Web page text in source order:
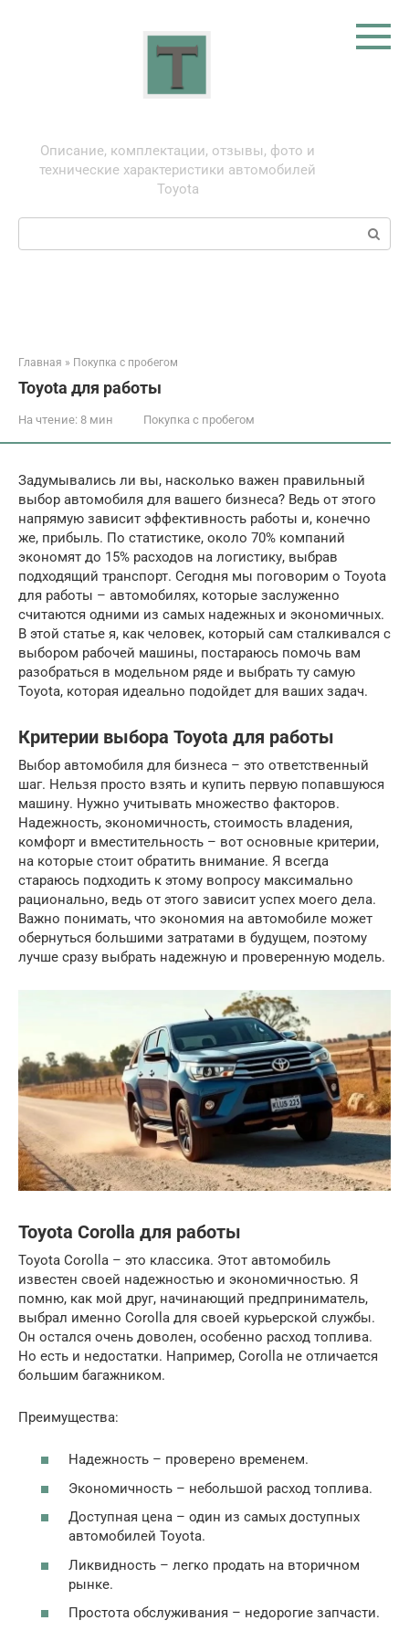
Описание, комплектации, отзывы, фото и
технические характеристики автомобилей
Toyota
Поиск:
Главная » Покупка с пробегом
Toyota для работы
На чтение: 8 мин Покупка с пробегом
Задумывались ли вы, насколько важен правильный
выбор автомобиля для вашего бизнеса? Ведь от этого
напрямую зависит эффективность работы и, конечно
же, прибыль. По статистике, около 70% компаний
экономят до 15% расходов на логистику, выбрав
подходящий транспорт. Сегодня мы поговорим о Toyota
для работы – автомобилях, которые заслуженно
считаются одними из самых надежных и экономичных.
В этой статье я, как человек, который сам сталкивался с
выбором рабочей машины, постараюсь помочь вам
разобраться в модельном ряде и выбрать ту самую
Toyota, которая идеально подойдет для ваших задач.
Критерии выбора Toyota для работы
Выбор автомобиля для бизнеса – это ответственный
шаг. Нельзя просто взять и купить первую попавшуюся
машину. Нужно учитывать множество факторов.
Надежность, экономичность, стоимость владения,
комфорт и вместительность – вот основные критерии,
на которые стоит обратить внимание. Я всегда
стараюсь подходить к этому вопросу максимально
рационально, ведь от этого зависит успех моего дела.
Важно понимать, что экономия на автомобиле может
обернуться большими затратами в будущем, поэтому
лучше сразу выбрать надежную и проверенную модель.
Toyota Corolla для работы
Toyota Corolla – это классика. Этот автомобиль
известен своей надежностью и экономичностью. Я
помню, как мой друг, начинающий предприниматель,
выбрал именно Corolla для своей курьерской службы.
Он остался очень доволен, особенно расход топлива.
Но есть и недостатки. Например, Corolla не отличается
большим багажником.
Преимущества:
Надежность – проверено временем.
Экономичность – небольшой расход топлива.
Доступная цена – один из самых доступных
автомобилей Toyota.
Ликвидность – легко продать на вторичном
рынке.
Простота обслуживания – недорогие запчасти.